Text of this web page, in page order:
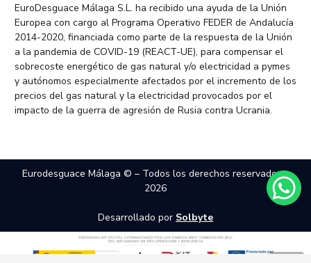
EuroDesguace Málaga S.L. ha recibido una ayuda de la Unión
Europea con cargo al Programa Operativo FEDER de Andalucía
2014-2020, financiada como parte de la respuesta de la Unión
a la pandemia de COVID-19 (REACT-UE), para compensar el
sobrecoste energético de gas natural y/o electricidad a pymes
y autónomos especialmente afectados por el incremento de los
precios del gas natural y la electricidad provocados por el
impacto de la guerra de agresión de Rusia contra Ucrania.
Eurodesguace Málaga © – Todos los derechos reservados –
2026
Desarrollado por Solbyte